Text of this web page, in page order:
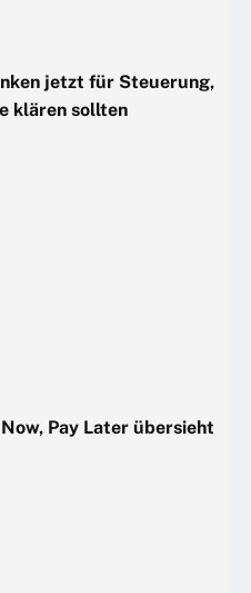
jetzt für Steuerung,
klären sollten
Pay Later übersieht